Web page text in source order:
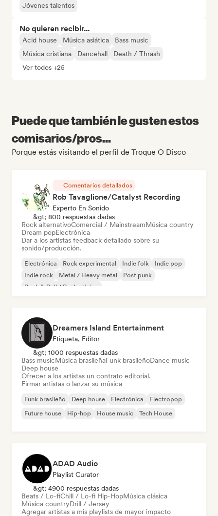
Jóvenes talentos
No quieren recibir...
Acid house Música asiática
Bass music
Música cristiana
Dancehall
Death / Thrash
Ver todos +25
Puede que también le gusten estos
comisarios/pros...
Porque estás visitando el perfil de Troque O Disco
Comentarios detallados
Rob Tavaglione/Catalyst Recording
Experto En Sonido
&gt; 800 respuestas dadas
Rock alternativoComercial / MainstreamMúsica country
Dream popElectrónica
Dar a los artistas feedback detallado sobre su
sonido/producción.
Electrónica Rock experimental Indie folk
Indie pop
Indie rock
Metal / Heavy metal
Post punk
Rock & Roll / Rock clásico
Dreamers Island Entertainment
Etiqueta, Editor
&gt; 1000 respuestas dadas
Bass musicMúsica brasileñaFunk brasileñoDance music
Deep house
Ofrecer a los artistas un contrato editorial.
Firmar artistas o lanzar su música
Funk brasileño Deep house Electrónica
Electropop
Future house
Hip-hop House music Tech House
ADAD Audio
Playlist Curator
&gt; 4900 respuestas dadas
Beats / Lo-fiChill / Lo-fi Hip-HopMúsica clásica
Música countryDrill / Jersey
Agregar artistas a mis playlists de mayor impacto